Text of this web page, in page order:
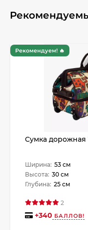
Рекомендуем! 🔥
Сумка дорожная
Ширина: 53 см
Высота: 30 см
Глубина: 25 см
2
+340 БАЛЛОВ!